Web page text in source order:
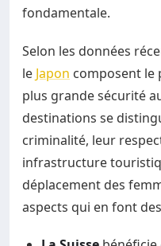
fondamentale.
Selon les données
le Japon composent le
plus grande sécurité
destinations se
criminalité, leur
infrastructure
déplacement des
aspects qui en font